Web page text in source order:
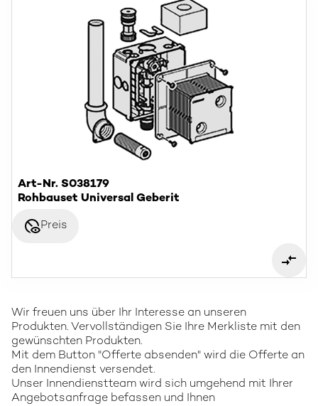
Art-Nr. S038179
Rohbauset Universal Geberit
disabled_visiblePreis
Wir freuen uns über Ihr Interesse an unseren
Produkten. Vervollständigen Sie Ihre Merkliste mit den
gewünschten Produkten.
Mit dem Button "Offerte absenden" wird die Offerte an
den Innendienst versendet.
Unser Innendienstteam wird sich umgehend mit Ihrer
Angebotsanfrage befassen und Ihnen